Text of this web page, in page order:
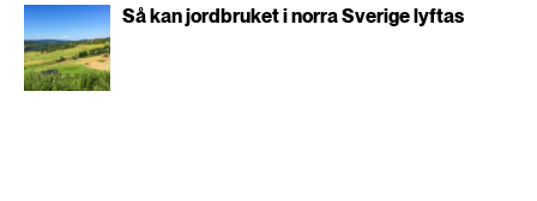
Så kan jordbruket i norra Sverige lyftas